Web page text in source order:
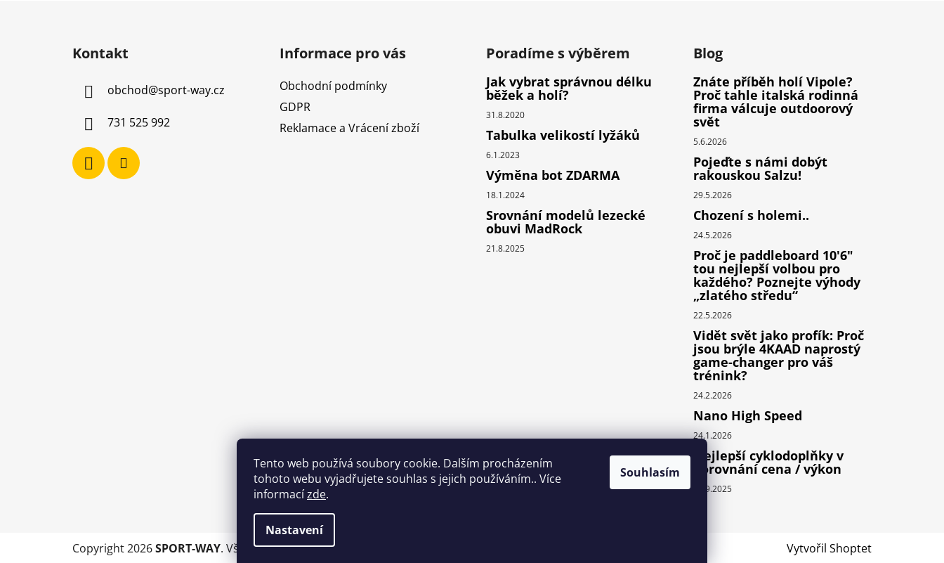
Tento web používá soubory cookie. Dalším procházením
tohoto webu vyjadřujete souhlas s jejich používáním.. Více
informacízde.
Nastavení
Souhlasím
Kontakt
obchod@sport-way.cz
731 525 992
Informace pro vás
Obchodní podmínky
GDPR
Reklamace a Vrácení zboží
Poradíme s výběrem
Jak vybrat správnou délku
běžek a holí?
31.8.2020
Tabulka velikostí lyžáků
6.1.2023
Výměna bot ZDARMA
18.1.2024
Srovnání modelů lezecké
obuvi MadRock
21.8.2025
Blog
Znáte příběh holí Vipole?
Proč tahle italská rodinná
firma válcuje outdoorový
svět
5.6.2026
Pojeďte s námi dobýt
rakouskou Salzu!
29.5.2026
Chození s holemi..
24.5.2026
Proč je paddleboard 10'6"
tou nejlepší volbou pro
každého? Poznejte výhody
„zlatého středu“
22.5.2026
Vidět svět jako profík: Proč
jsou brýle 4KAAD naprostý
game-changer pro váš
trénink?
24.2.2026
Nano High Speed
24.1.2026
Nejlepší cyklodoplňky v
porovnání cena / výkon
24.9.2025
Vytvořil Shoptet
Copyright 2026SPORT-WAY. Všechna práva vyhrazena.